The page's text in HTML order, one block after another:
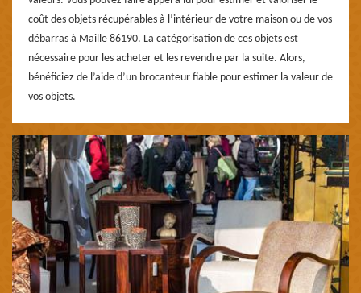
coût des objets récupérables à l’intérieur de votre maison ou de vos
débarras à Maille 86190. La catégorisation de ces objets est
nécessaire pour les acheter et les revendre par la suite. Alors,
bénéficiez de l’aide d’un brocanteur fiable pour estimer la valeur de
vos objets.